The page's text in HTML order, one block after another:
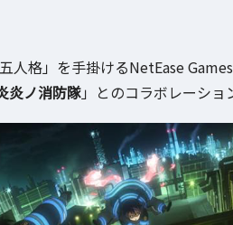
人格」を手掛けるNetEase
炎ノ消防隊」とのコラボレーショ